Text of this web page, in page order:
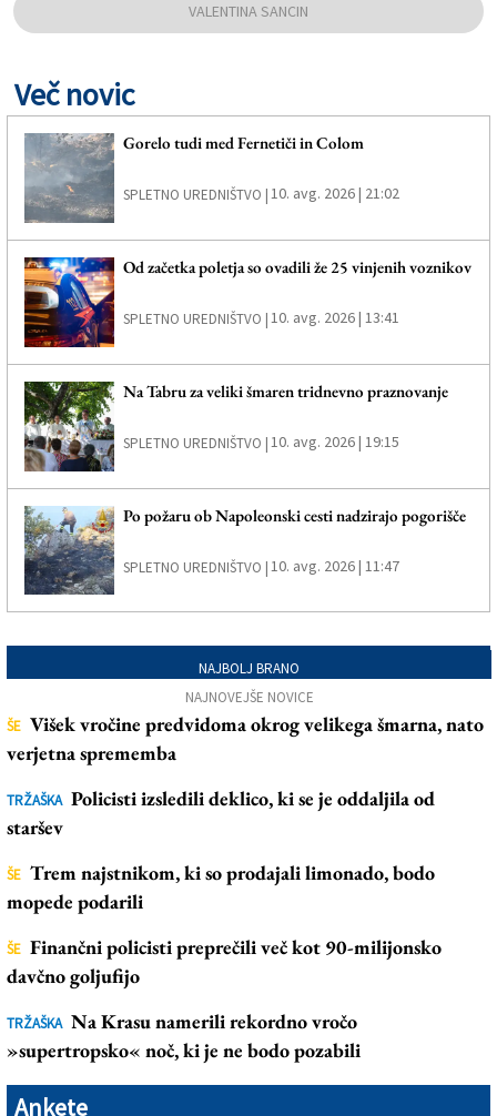
VALENTINA SANCIN
Več novic
Gorelo tudi med Fernetiči in Colom
SPLETNO UREDNIŠTVO |10. avg. 2026 | 21:02
Od začetka poletja so ovadili že 25 vinjenih voznikov
SPLETNO UREDNIŠTVO |10. avg. 2026 | 13:41
Na Tabru za veliki šmaren tridnevno praznovanje
SPLETNO UREDNIŠTVO |10. avg. 2026 | 19:15
Po požaru ob Napoleonski cesti nadzirajo pogorišče
SPLETNO UREDNIŠTVO |10. avg. 2026 | 11:47
NAJBOLJ BRANO
NAJNOVEJŠE NOVICE
ŠE Višek vročine predvidoma okrog velikega šmarna, nato
verjetna sprememba
TRŽAŠKA Policisti izsledili deklico, ki se je oddaljila od
staršev
ŠE Trem najstnikom, ki so prodajali limonado, bodo
mopede podarili
ŠE Finančni policisti preprečili več kot 90-milijonsko
davčno goljufijo
TRŽAŠKA Na Krasu namerili rekordno vročo
»supertropsko« noč, ki je ne bodo pozabili
Ankete